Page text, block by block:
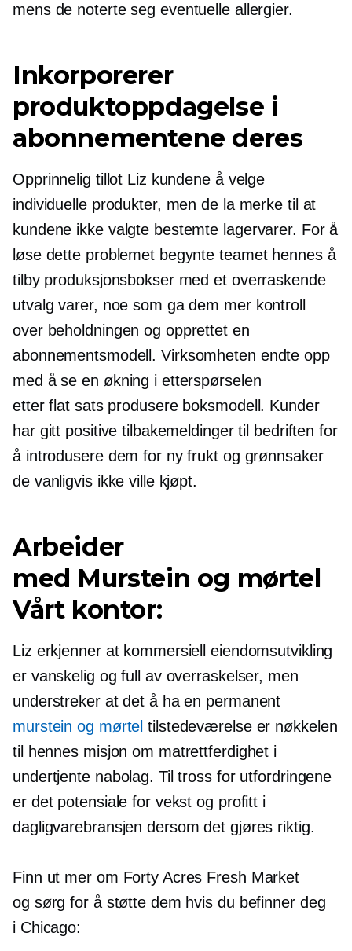
mens de noterte seg eventuelle allergier.
Inkorporerer
produktoppdagelse i
abonnementene deres
Opprinnelig tillot Liz kundene å velge
individuelle produkter, men de la merke til at
kundene ikke valgte bestemte lagervarer. For å
løse dette problemet begynte teamet hennes å
tilby produksjonsbokser med et overraskende
utvalg varer, noe som ga dem mer kontroll
over beholdningen og opprettet en
abonnementsmodell. Virksomheten endte opp
med å se en økning i etterspørselen
etterflat satsprodusere boksmodell. Kunder
har gitt positive tilbakemeldinger til bedriften for
å introdusere dem for ny frukt og grønnsaker
de vanligvis ikke ville kjøpt.
Arbeider
med Murstein og mørtel
Vårt kontor:
Liz erkjenner at kommersiell eiendomsutvikling
er vanskelig og full av overraskelser, men
understreker at det å ha en permanent
murstein og mørtel tilstedeværelse er nøkkelen
til hennes misjon om matrettferdighet i
undertjente nabolag. Til tross for utfordringene
er det potensiale for vekst og profitt i
dagligvarebransjen dersom det gjøres riktig.
Finn ut mer om Forty Acres Fresh Market
og sørg for å støtte dem hvis du befinner deg
i Chicago: